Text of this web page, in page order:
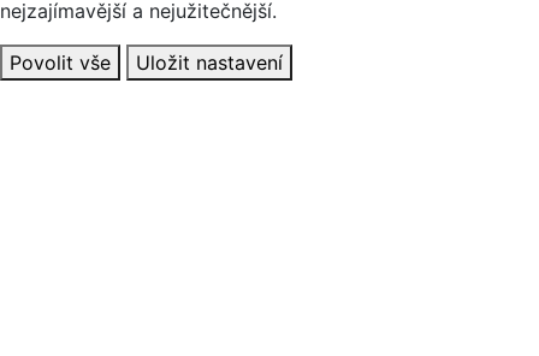
nejzajímavější a nejužitečnější.
Povolit vše Uložit nastavení